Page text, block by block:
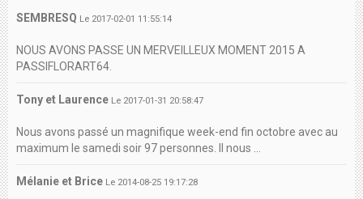
SEMBRESQ Le 2017-02-01 11:55:14
NOUS AVONS PASSE UN MERVEILLEUX MOMENT 2015 A
PASSIFLORART64.
Tony et Laurence Le 2017-01-31 20:58:47
Nous avons passé un magnifique week-end fin octobre avec au
maximum le samedi soir 97 personnes. Il nous ...
Mélanie et Brice Le 2014-08-25 19:17:28